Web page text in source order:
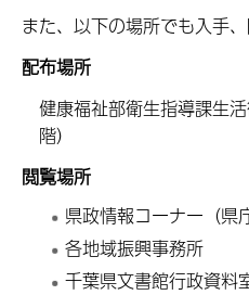
また、以下の場所でも入手、
配布場所
健康福祉部衛生指導課生
階）
閲覧場所
県政情報コーナー（県
各地域振興事務所
千葉県文書館行政資料